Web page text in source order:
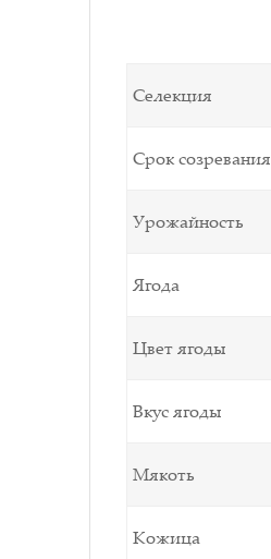
Селекция
Срок созревания
Урожайность
Ягода
Цвет ягоды
Вкус ягоды
Мякоть
Кожица